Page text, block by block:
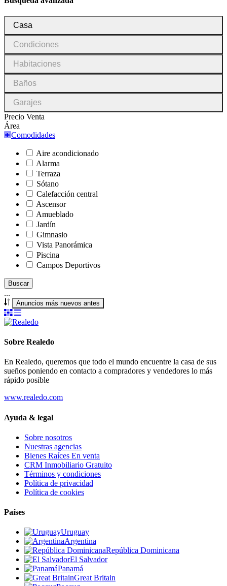
Tipo
inmueble
Casa
Condiciones
Condiciones
Habitaciones
Habitaciones
Baños
Baños
Garajes
Garajes
Precio Venta
Área
Comodidades
Aire acondicionado
Alarma
Terraza
Sótano
Calefacción central
Ascensor
Amueblado
Jardín
Gimnasio
Vista Panorámica
Piscina
Campos Deportivos
Buscar
...
Anuncios más nuevos antes
Sobre Realedo
En Realedo, queremos que todo el mundo encuentre la casa de sus
sueños poniendo en contacto a compradores y vendedores lo más
rápido posible
www.realedo.com
Ayuda & legal
Sobre nosotros
Nuestras agencias
Bienes Raíces En venta
CRM Inmobiliario Gratuito
Términos y condiciones
Política de privacidad
Política de cookies
Países
Uruguay
Argentina
República Dominicana
El Salvador
Panamá
Great Britain